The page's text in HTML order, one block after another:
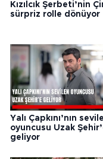
Kızılcık Şerbeti’nin
sürpriz rolle dönüyor
Yalı Çapkını’nın
oyuncusu Uzak
geliyor